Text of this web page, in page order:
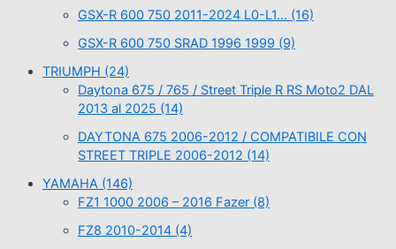
GSX-R 600 750 2011-2024 L0-L1… (16)
GSX-R 600 750 SRAD 1996 1999 (9)
TRIUMPH (24)
Daytona 675 / 765 / Street Triple R RS Moto2 DAL
2013 al 2025 (14)
DAYTONA 675 2006-2012 / COMPATIBILE CON
STREET TRIPLE 2006-2012 (14)
YAMAHA (146)
FZ1 1000 2006 – 2016 Fazer (8)
FZ8 2010-2014 (4)